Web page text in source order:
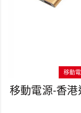
移動
移動電源-香